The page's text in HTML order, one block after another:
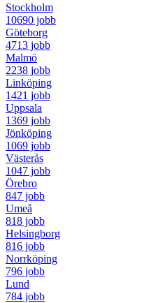
Stockholm
10690 jobb
Göteborg
4713 jobb
Malmö
2238 jobb
Linköping
1421 jobb
Uppsala
1369 jobb
Jönköping
1069 jobb
Västerås
1047 jobb
Örebro
847 jobb
Umeå
818 jobb
Helsingborg
816 jobb
Norrköping
796 jobb
Lund
784 jobb